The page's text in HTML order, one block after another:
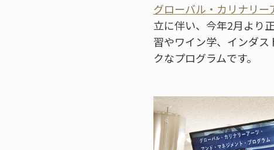
グローバル・カリナリー
立に伴い、今年2月より
習やワイン学、インダ
クなプログラムです。